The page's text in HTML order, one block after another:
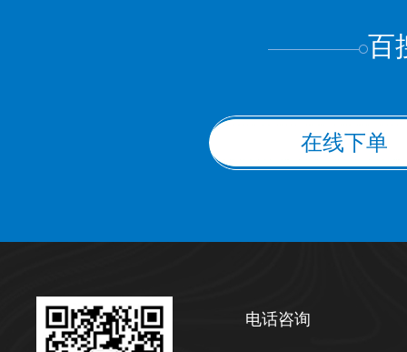
百
在线下单
电话咨询